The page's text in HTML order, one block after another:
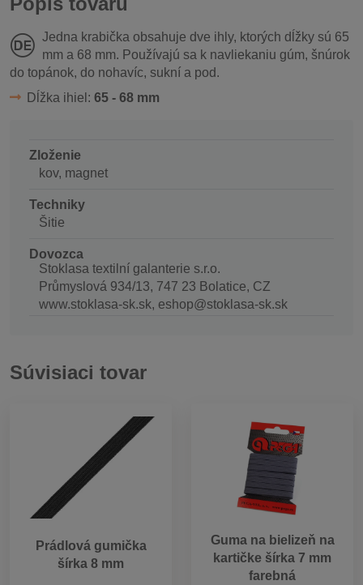
Jedna krabička obsahuje dve ihly, ktorých dĺžky sú 65
mm a 68 mm. Používajú sa k navliekaniu gúm, šnúrok
do topánok, do nohavíc, sukní a pod.
Dĺžka ihiel: 65 - 68 mm
Zloženie
kov, magnet
Techniky
Šitie
Dovozca
Stoklasa textilní galanterie s.r.o.
Průmyslová 934/13, 747 23 Bolatice, CZ
www.stoklasa-sk.sk, eshop@stoklasa-sk.sk
Súvisiaci tovar
Prádlová gumička
šírka 8 mm
Guma na bielizeň na
kartičke šírka 7 mm
farebná